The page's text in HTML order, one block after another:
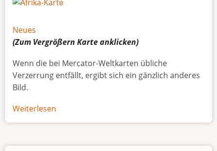
Neues
(Zum Vergrößern Karteanklicken)
Wenn die bei Mercator-Weltkarten übliche
Verzerrung entfällt, ergibt sich ein gänzlich anderes
Bild.
Weiterlesen
Afrikas
Größe